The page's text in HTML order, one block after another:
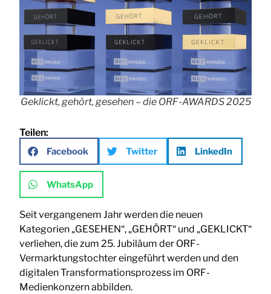
Geklickt, gehört, gesehen – die ORF-AWARDS 2025
Teilen:
Facebook Twitter LinkedIn
WhatsApp
Seit vergangenem Jahr werden die neuen
Kategorien „GESEHEN“, „GEHÖRT“ und „GEKLICKT“
verliehen, die zum 25. Jubiläum der ORF-
Vermarktungstochter eingeführt werden und den
digitalen Transformationsprozess im ORF-
Medienkonzern abbilden.